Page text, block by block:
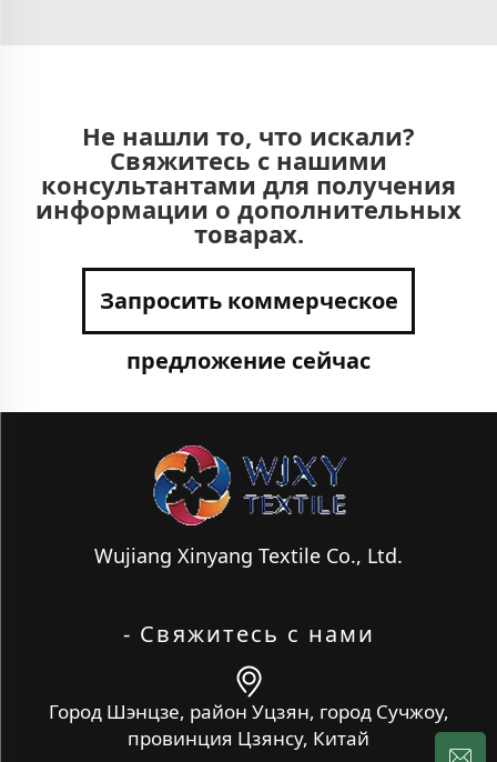
Не нашли то, что искали?
Свяжитесь с нашими
консультантами для получения
информации о дополнительных
товарах.
Запросить коммерческое
предложение сейчас
Wujiang Xinyang Textile Co., Ltd.
- Свяжитесь с нами
Город Шэнцзе, район Уцзян, город Сучжоу,
провинция Цзянсу, Китай